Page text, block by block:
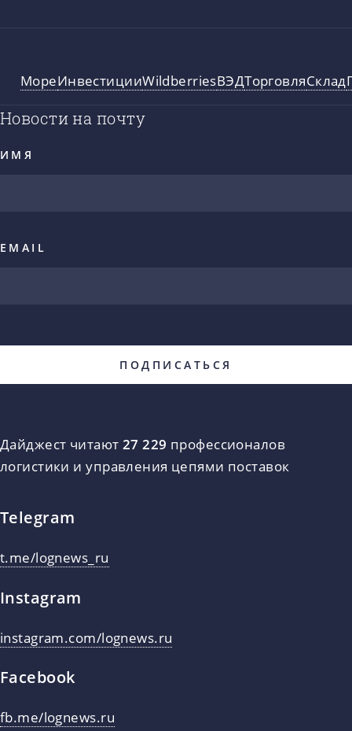
МореИнвестицииWildberriesВЭДТорговляСклад
Новости на почту
ИМЯ
EMAIL
Дайджест читают 27 229 профессионалов
логистики и управления цепями поставок
Telegram
t.me/lognews_ru
Instagram
instagram.com/lognews.ru
Facebook
fb.me/lognews.ru